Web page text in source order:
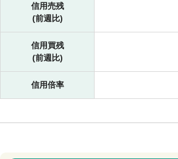
信用売残
(前週比)
信用買残
(前週比)
信用倍率